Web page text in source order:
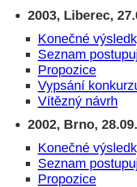
2003, Liberec,
Konečné
Seznam
Propozice
Vypsání
Vítězný návrh
2002, Brno,
Konečné
Seznam
Propozice